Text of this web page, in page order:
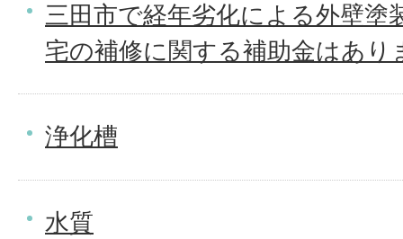
三田市で経年劣化による外壁塗
宅の補修に関する補助金はあり
浄化槽
水質